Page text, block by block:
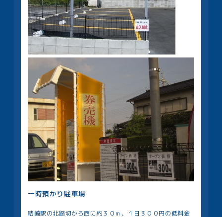
一時預かり駐車場
結崎駅の北踏切から西に約３０ｍ、１日３００円の低料金